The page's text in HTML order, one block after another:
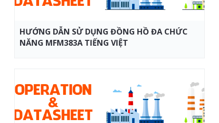
HƯỚNG DẪN SỬ DỤNG ĐỒNG HỒ ĐA CHỨC
NĂNG MFM383A TIẾNG VIỆT